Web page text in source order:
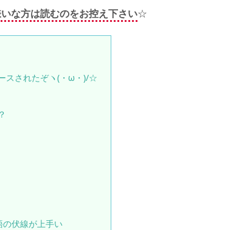
な方は読むのをお控え下さい☆
スされたぞヽ(・ω・)/☆
の伏線が上手い